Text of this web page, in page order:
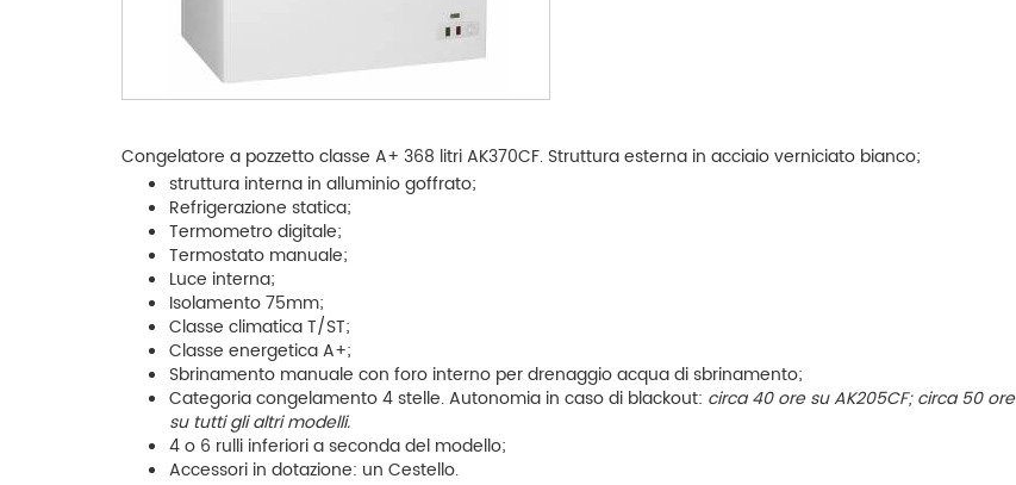
Congelatore a pozzetto classe A+ 368 litri AK370CF. Struttura esterna in acciaio verniciato bianco;
struttura interna in alluminio goffrato;
Refrigerazione statica;
Termometro digitale;
Termostato manuale;
Luce interna;
Isolamento 75mm;
Classe climatica T/ST;
Classe energetica A+;
Sbrinamento manuale con foro interno per drenaggio acqua di sbrinamento;
Categoria congelamento 4 stelle. Autonomia in caso di blackout: circa 40 ore su AK205CF; circa 50 ore
su tutti gli altri modelli.
4 o 6 rulli inferiori a seconda del modello;
Accessori in dotazione: un Cestello.